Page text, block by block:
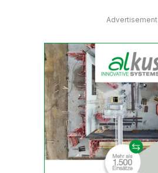
Advertisement